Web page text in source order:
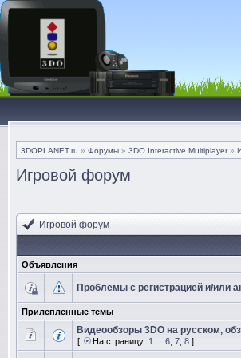
3DOPLANET.ru » Форумы » 3DO Interactive Multiplayer»
Игровой форум
Игровой форум
Объявления
Проблемы с регистрацией и/или
Прилепленные темы
Видеообзоры 3DO на русском,
[ На страницу: 1 6 7 8 ]